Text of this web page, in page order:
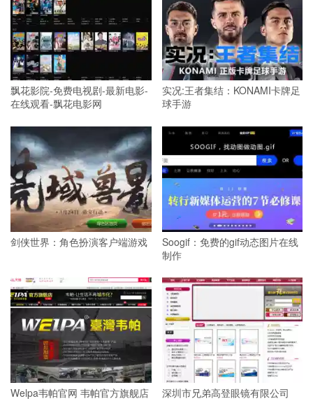
飘花影院-免费电视剧-最新电影-
在线观看-飘花电影网
实况:王者集结：KONAMI卡牌足
球手游
剑侠世界：角色扮演客户端游戏
Soogif：免费的gif动态图片在线
制作
Welpa韦帕官网 韦帕官方旗舰店 深圳市兄弟高登眼镜有限公司